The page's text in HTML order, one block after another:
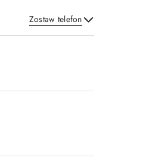
Zostaw telefon
Wyślij